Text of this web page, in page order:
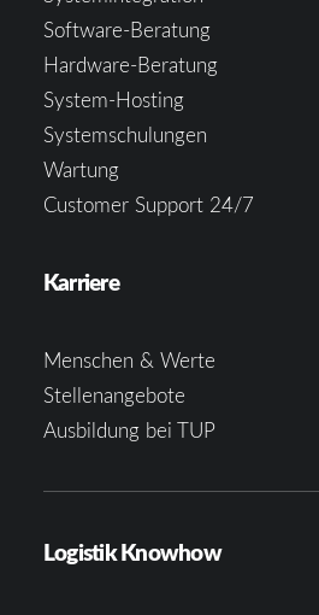
Software-Beratung
Hardware-Beratung
System-Hosting
Systemschulungen
Wartung
Customer Support 24/7
Karriere
Menschen & Werte
Stellenangebote
Ausbildung bei TUP
Logistik Knowhow